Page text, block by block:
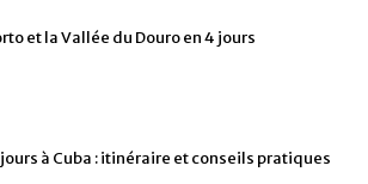
et la Vallée du Douro en 4 jours
jours à Cuba : itinéraire et conseils pratiques